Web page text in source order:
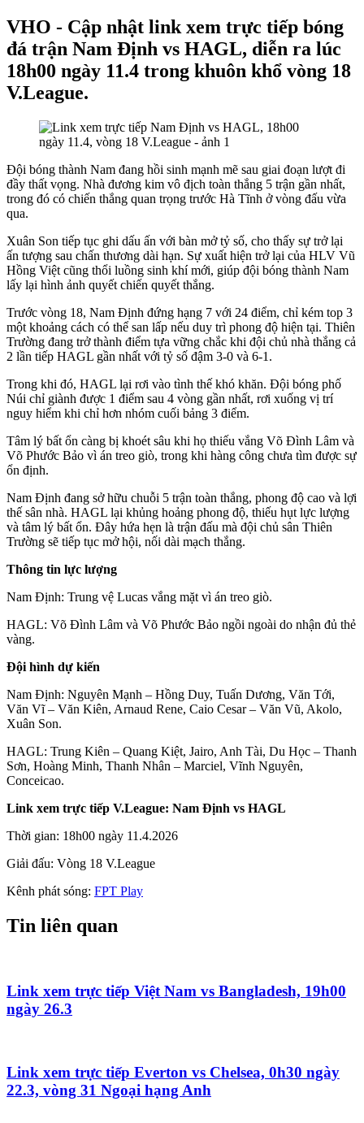
VHO - Cập nhật link xem trực tiếp bóng
đá trận Nam Định vs HAGL, diễn ra lúc
18h00 ngày 11.4 trong khuôn khổ vòng 18
V.League.
Đội bóng thành Nam đang hồi sinh mạnh mẽ sau giai đoạn lượt đi
đầy thất vọng. Nhà đương kim vô địch toàn thắng 5 trận gần nhất,
trong đó có chiến thắng quan trọng trước Hà Tĩnh ở vòng đấu vừa
qua.
Xuân Son tiếp tục ghi dấu ấn với bàn mở tỷ số, cho thấy sự trở lại
ấn tượng sau chấn thương dài hạn. Sự xuất hiện trở lại của HLV Vũ
Hồng Việt cũng thổi luồng sinh khí mới, giúp đội bóng thành Nam
lấy lại hình ảnh quyết chiến quyết thắng.
Trước vòng 18, Nam Định đứng hạng 7 với 24 điểm, chỉ kém top 3
một khoảng cách có thể san lấp nếu duy trì phong độ hiện tại. Thiên
Trường đang trở thành điểm tựa vững chắc khi đội chủ nhà thắng cả
2 lần tiếp HAGL gần nhất với tỷ số đậm 3-0 và 6-1.
Trong khi đó, HAGL lại rơi vào tình thế khó khăn. Đội bóng phố
Núi chỉ giành được 1 điểm sau 4 vòng gần nhất, rơi xuống vị trí
nguy hiểm khi chỉ hơn nhóm cuối bảng 3 điểm.
Tâm lý bất ổn càng bị khoét sâu khi họ thiếu vắng Võ Đình Lâm và
Võ Phước Bảo vì án treo giò, trong khi hàng công chưa tìm được sự
ổn định.
Nam Định đang sở hữu chuỗi 5 trận toàn thắng, phong độ cao và lợi
thế sân nhà. HAGL lại khủng hoảng phong độ, thiếu hụt lực lượng
và tâm lý bất ổn. Đây hứa hẹn là trận đấu mà đội chủ sân Thiên
Trường sẽ tiếp tục mở hội, nối dài mạch thắng.
Thông tin lực lượng
Nam Định: Trung vệ Lucas vắng mặt vì án treo giò.
HAGL: Võ Đình Lâm và Võ Phước Bảo ngồi ngoài do nhận đủ thẻ
vàng.
Đội hình dự kiến
Nam Định: Nguyên Mạnh – Hồng Duy, Tuấn Dương, Văn Tới,
Văn Vĩ – Văn Kiên, Arnaud Rene, Caio Cesar – Văn Vũ, Akolo,
Xuân Son.
HAGL: Trung Kiên – Quang Kiệt, Jairo, Anh Tài, Du Học – Thanh
Sơn, Hoàng Minh, Thanh Nhân – Marciel, Vĩnh Nguyên,
Conceicao.
Link xem trực tiếp V.League: Nam Định vs HAGL
Thời gian: 18h00 ngày 11.4.2026
Giải đấu: Vòng 18 V.League
Kênh phát sóng: FPT Play
Tin liên quan
Link xem trực tiếp Việt Nam vs Bangladesh, 19h00
ngày 26.3
Link xem trực tiếp Everton vs Chelsea, 0h30 ngày
22.3, vòng 31 Ngoại hạng Anh